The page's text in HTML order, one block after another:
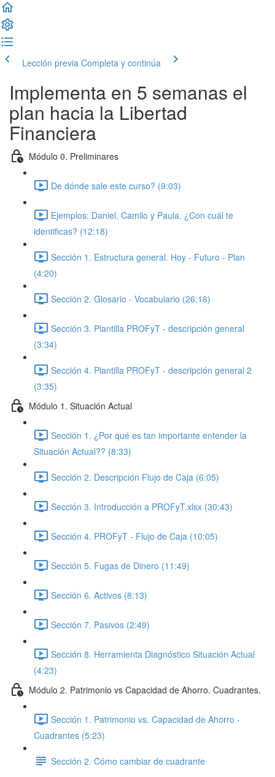
Lección previa Completa y continúa
Implementa en 5 semanas el
plan hacia la Libertad
Financiera
Módulo 0. Preliminares
De dónde sale este curso? (9:03)
Ejemplos: Daniel, Camilo y Paula. ¿Con cuál te
identificas? (12:18)
Sección 1. Estructura general. Hoy - Futuro - Plan
(4:20)
Sección 2. Glosario - Vocabulario (26:16)
Sección 3. Plantilla PROFyT - descripción general
(3:34)
Sección 4. Plantilla PROFyT - descripción general 2
(3:35)
Módulo 1. Situación Actual
Sección 1. ¿Por qué es tan importante entender la
Situación Actual?? (8:33)
Sección 2. Descripción Flujo de Caja (6:05)
Sección 3. Introducción a PROFyT.xlsx (30:43)
Sección 4. PROFyT - Flujo de Caja (10:05)
Sección 5. Fugas de Dinero (11:49)
Sección 6. Activos (8:13)
Sección 7. Pasivos (2:49)
Sección 8. Herramienta Diagnóstico Situación Actual
(4:23)
Módulo 2. Patrimonio vs Capacidad de Ahorro. Cuadrantes.
Sección 1. Patrimonio vs. Capacidad de Ahorro -
Cuadrantes (5:23)
Sección 2. Cómo cambiar de cuadrante